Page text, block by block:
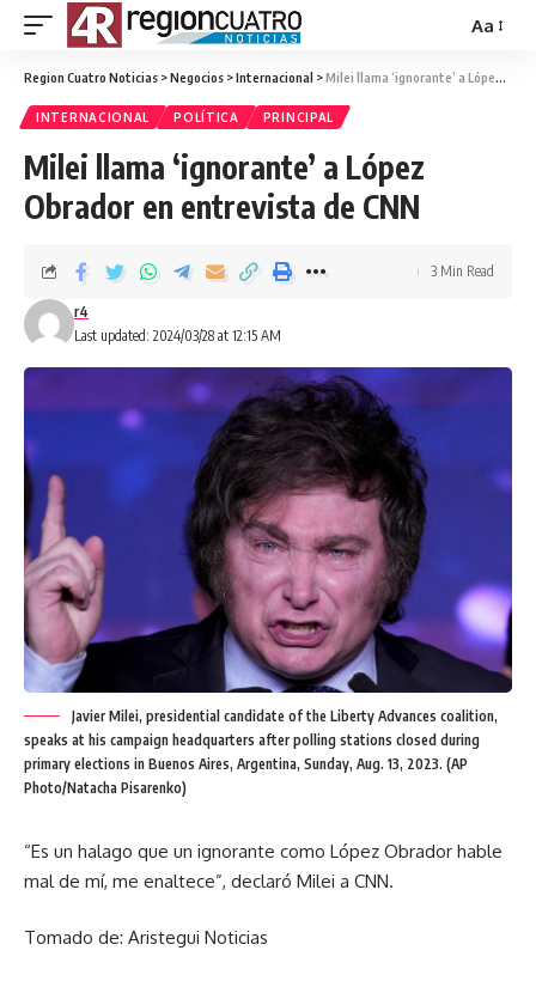
Aa
Region Cuatro Noticias >Negocios >Internacional >Milei llama ‘ignorante’ a López Obrador en entrevista de CNN
INTERNACIONAL POLÍTICA PRINCIPAL
Milei llama ‘ignorante’ a López
Obrador en entrevista de CNN
Last updated: 2024/03/28 at 12:15 AM
r4
3 Min Read
Javier Milei, presidential candidate of the Liberty Advances coalition,
speaks at his campaign headquarters after polling stations closed during
primary elections in Buenos Aires, Argentina, Sunday, Aug. 13, 2023. (AP
Photo/Natacha Pisarenko)
“Es un halago que un ignorante como López Obrador hable
mal de mí, me enaltece”, declaró Milei a CNN.
Tomado de: Aristegui Noticias